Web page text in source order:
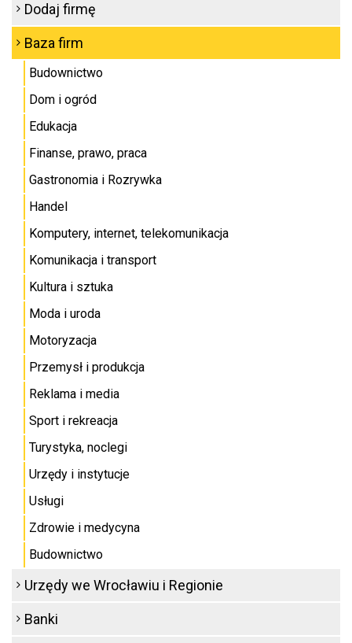
Dodaj firmę
Baza firm
Budownictwo
Dom i ogród
Edukacja
Finanse, prawo, praca
Gastronomia i Rozrywka
Handel
Komputery, internet, telekomunikacja
Komunikacja i transport
Kultura i sztuka
Moda i uroda
Motoryzacja
Przemysł i produkcja
Reklama i media
Sport i rekreacja
Turystyka, noclegi
Urzędy i instytucje
Usługi
Zdrowie i medycyna
Budownictwo
Urzędy we Wrocławiu i Regionie
Banki